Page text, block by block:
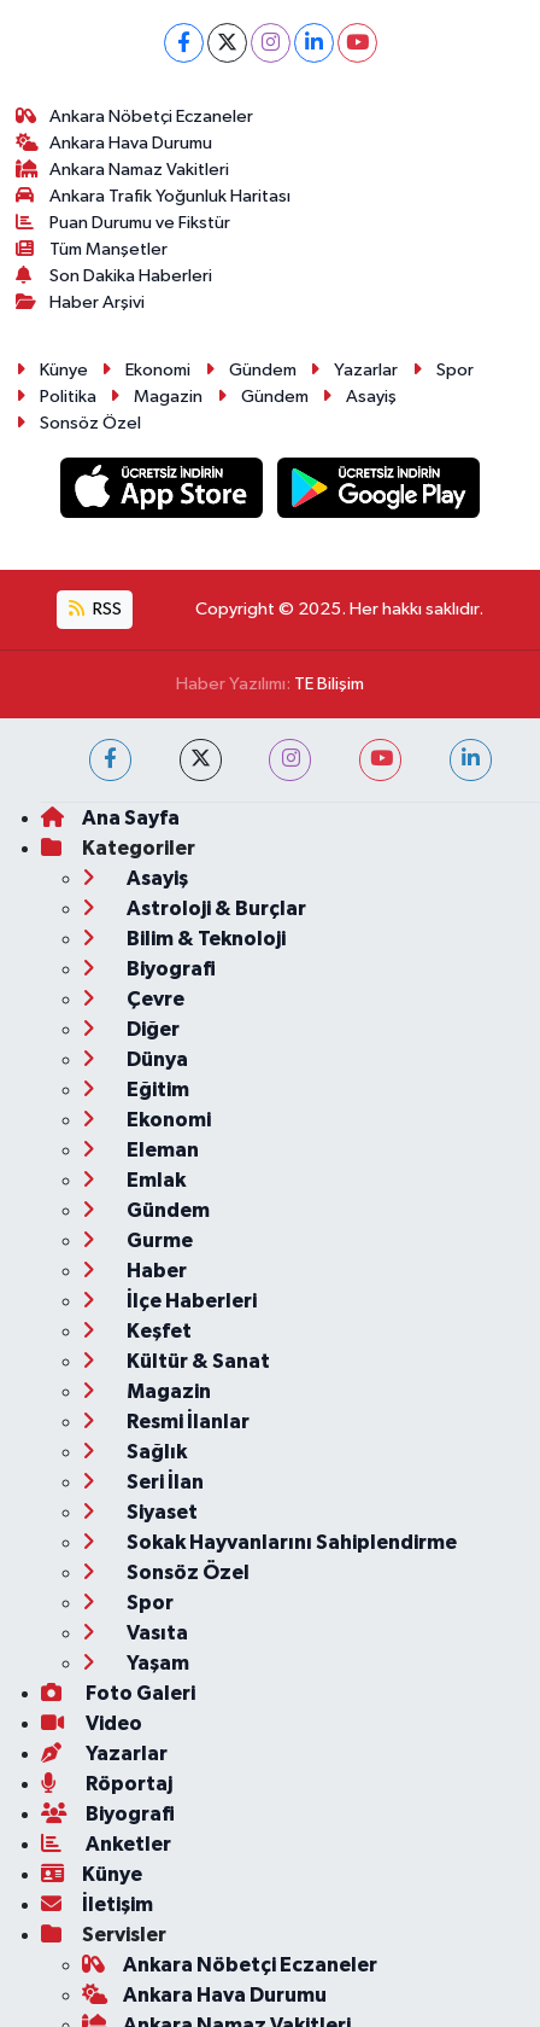
Ankara Nöbetçi Eczaneler
Ankara Hava Durumu
Ankara Namaz Vakitleri
Ankara Trafik Yoğunluk Haritası
Puan Durumu ve Fikstür
Tüm Manşetler
Son Dakika Haberleri
Haber Arşivi
Künye Ekonomi Gündem Yazarlar
Spor
Politika
Magazin Gündem
Asayiş
Sonsöz Özel
RSS Copyright © 2025. Her hakkı saklıdır.
Haber Yazılımı: TE Bilişim
Ana Sayfa
Kategoriler
Asayiş
Astroloji & Burçlar
Bilim & Teknoloji
Biyografi
Çevre
Diğer
Dünya
Eğitim
Ekonomi
Eleman
Emlak
Gündem
Gurme
Haber
İlçe Haberleri
Keşfet
Kültür & Sanat
Magazin
Resmi İlanlar
Sağlık
Seri İlan
Siyaset
Sokak Hayvanlarını Sahiplendirme
Sonsöz Özel
Spor
Vasıta
Yaşam
Foto Galeri
Video
Yazarlar
Röportaj
Biyografi
Anketler
Künye
İletişim
Servisler
Ankara Nöbetçi Eczaneler
Ankara Hava Durumu